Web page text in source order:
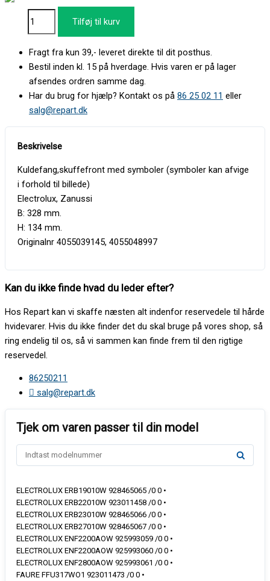
Tilføj til kurv
Fragt fra kun 39,- leveret direkte til dit posthus.
Bestil inden kl. 15 på hverdage. Hvis varen er på lager
afsendes ordren samme dag.
Har du brug for hjælp? Kontakt os på 86 25 02 11 eller
salg@repart.dk
Kuldefang,skuffefront med symboler (symboler kan afvige
i forhold til billede)
Electrolux, Zanussi
B: 328 mm.
H: 134 mm.
Originalnr 4055039145, 4055048997
Kan du ikke finde hvad du leder efter?
Hos Repart kan vi skaffe næsten alt indenfor reservedele til hårde
hvidevarer. Hvis du ikke finder det du skal bruge på vores shop, så
ring endelig til os, så vi sammen kan finde frem til den rigtige
reservedel.
86250211
salg@repart.dk
ELECTROLUX ERB19010W 928465065 /0 0 •
ELECTROLUX ERB22010W 923011458 /0 0 •
ELECTROLUX ERB23010W 928465066 /0 0 •
ELECTROLUX ERB27010W 928465067 /0 0 •
ELECTROLUX ENF2200AOW 925993059 /0 0 •
ELECTROLUX ENF2200AOW 925993060 /0 0 •
ELECTROLUX ENF2800AOW 925993061 /0 0 •
FAURE FFU317WO1 923011473 /0 0 •